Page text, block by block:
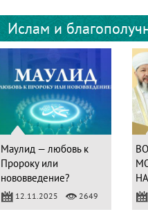
Ислам и
Маулид — любовь к
Пророку или
нововведение?
12.11.2025 2649